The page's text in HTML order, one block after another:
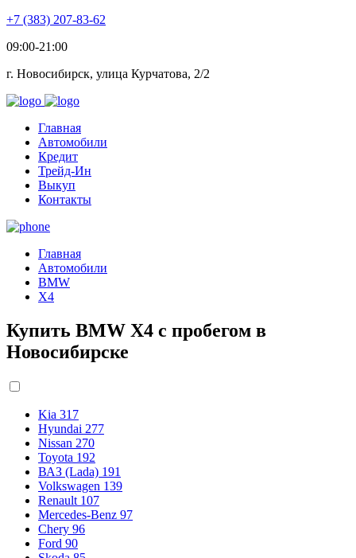
+7 (383) 207-83-62
09:00-21:00
г. Новосибирск, улица Курчатова, 2/2
Главная
Автомобили
Кредит
Трейд-Ин
Выкуп
Контакты
Главная
Автомобили
BMW
X4
Купить BMW X4 с пробегом в
Новосибирске
Kia 317
Hyundai 277
Nissan 270
Toyota 192
ВАЗ (Lada) 191
Volkswagen 139
Renault 107
Mercedes-Benz 97
Chery 96
Ford 90